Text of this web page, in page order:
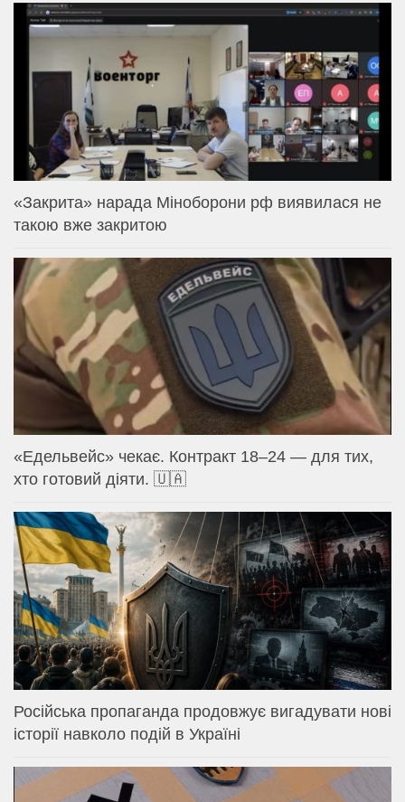
«Закрита» нарада Міноборони рф виявилася не
такою вже закритою
«Едельвейс» чекає. Контракт 18–24 — для тих,
хто готовий діяти. 🇺🇦
Російська пропаганда продовжує вигадувати нові
історії навколо подій в Україні